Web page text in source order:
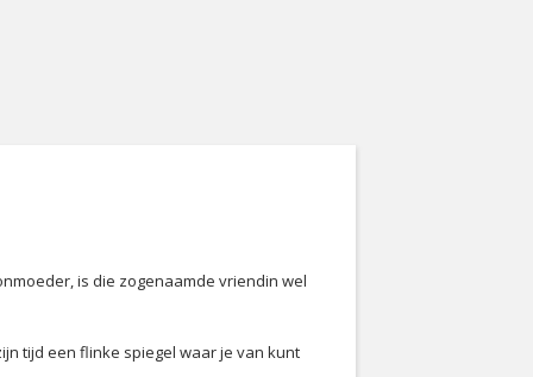
is die zogenaamde vriendin wel
tijd een flinke spiegel waar je van kunt